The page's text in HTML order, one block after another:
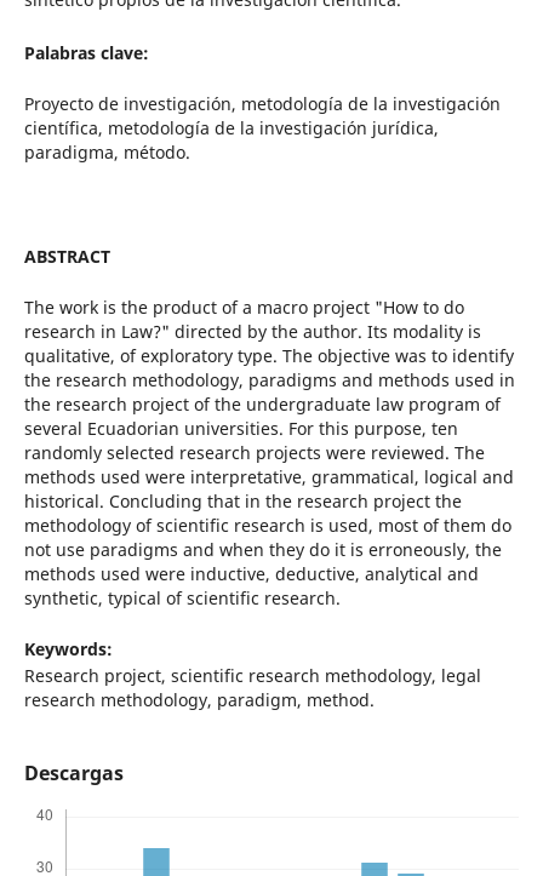
Palabras clave:
Proyecto de investigación, metodología de la investigación
científica, metodología de la investigación jurídica,
paradigma, método.
ABSTRACT
The work is the product of a macro project "How to do
research in Law?" directed by the author. Its modality is
qualitative, of exploratory type. The objective was to identify
the research methodology, paradigms and methods used in
the research project of the undergraduate law program of
several Ecuadorian universities. For this purpose, ten
randomly selected research projects were reviewed. The
methods used were interpretative, grammatical, logical and
historical. Concluding that in the research project the
methodology of scientific research is used, most of them do
not use paradigms and when they do it is erroneously, the
methods used were inductive, deductive, analytical and
synthetic, typical of scientific research.
Keywords:
Research project, scientific research methodology, legal
research methodology, paradigm, method.
Descargas